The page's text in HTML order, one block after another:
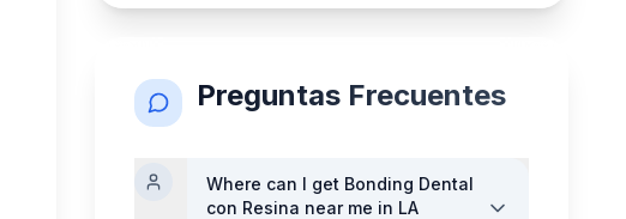
Preguntas Frecuentes
Where can I get Bonding Dental
con Resina near me in LA